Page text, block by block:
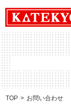
TOP お問い合わせ